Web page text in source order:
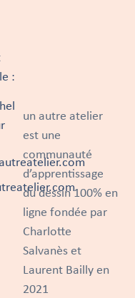
un autre atelier
est une
communauté
d’apprentissage
du dessin 100% en
ligne fondée par
Charlotte
Salvanès et
Laurent Bailly en
2021
: